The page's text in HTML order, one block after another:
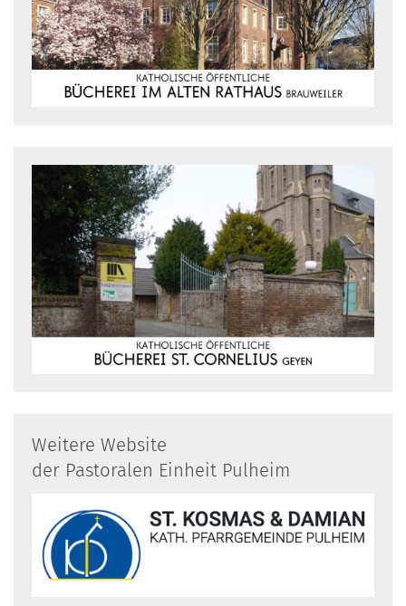
Weitere Website
der Pastoralen Einheit Pulheim